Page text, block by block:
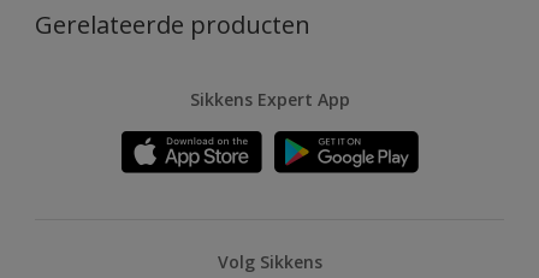
Gerelateerde producten
Sikkens Expert App
Volg Sikkens